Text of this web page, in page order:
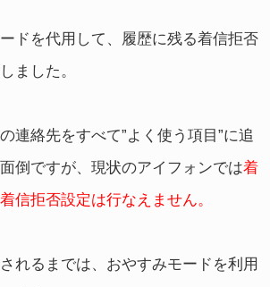
ドを代用して、履歴に残る着信拒否
ました。
連絡先をすべて”よく使う項目”に追
倒ですが、現状のアイフォンでは着
信拒否設定は行なえません。
れるまでは、おやすみモードを利用